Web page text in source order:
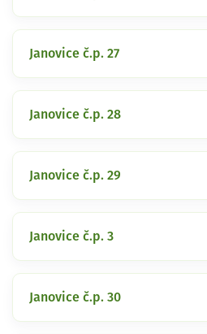
Janovice č.p. 27
Janovice č.p. 28
Janovice č.p. 29
Janovice č.p. 3
Janovice č.p. 30